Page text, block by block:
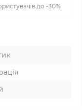
до -30%